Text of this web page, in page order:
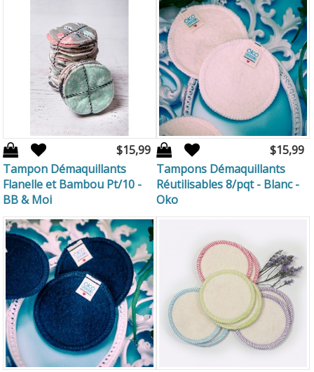
$15,99
Tampon Démaquillants
Flanelle et Bambou Pt/10 -
BB & Moi
$15,99
Tampons Démaquillants
Réutilisables 8/pqt - Blanc -
Oko